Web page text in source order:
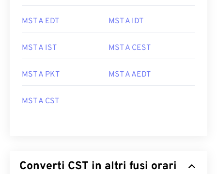
MST A EDT MST A IDT
MST A IST MST A CEST
MST A PKT MST A AEDT
MST A CST
Converti CST in altri fusi orari